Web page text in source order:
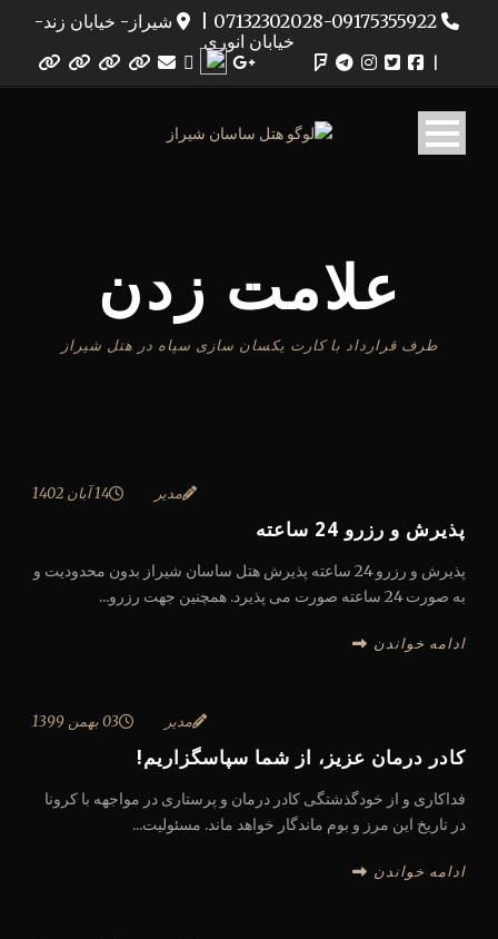
07132302028-09175355922
شیراز- خیابان زند-
خیابان انوری
علامت زدن
طرف قرارداد با کارت یکسان سازی سپاه در هتل شیراز
14 آبان 1402 مدیر
پذیرش و رزرو 24 ساعته
پذیرش و رزرو 24 ساعته پذیرش هتل ساسان شیراز بدون محدودیت و
به صورت 24 ساعته صورت می پذیرد. همچنین جهت رزرو...
ادامه خواندن
03 بهمن 1399 مدیر
کادر درمان عزیز، از شما سپاسگزاریم!
فداکاری و از خودگذشتگی کادر درمان و پرستاری در مواجهه با کرونا
در تاریخ این مرز و بوم ماندگار خواهد ماند. مسئولیت...
ادامه خواندن